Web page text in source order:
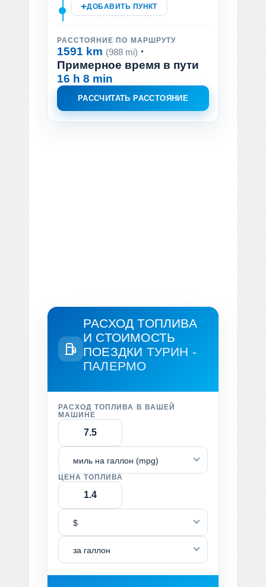
ДОБАВИТЬ ПУНКТ
РАССТОЯНИЕ ПО МАРШРУТУ
1591 km (988 mi) ·
Примерное время в пути
16 h 8 min
РАССЧИТАТЬ РАССТОЯНИЕ
РАСХОД ТОПЛИВА
И СТОИМОСТЬ
ПОЕЗДКИ ТУРИН -
ПАЛЕРМО
РАСХОД ТОПЛИВА В ВАШЕЙ
МАШИНЕ
миль на галлон (mpg)
ЦЕНА ТОПЛИВА
$
за галлон